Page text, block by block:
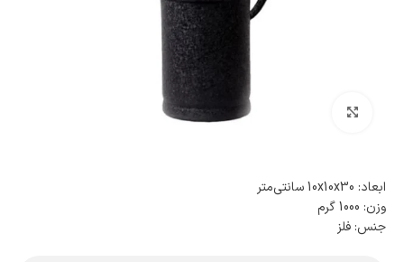
ابعاد: 10x10x30 سانتی‌متر
وزن: 1000 گرم
جنس: فلز